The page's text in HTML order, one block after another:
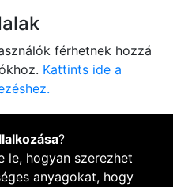
férhetnek hozzá
Kattints ide a
?
le, hogyan szerezhet
anyagokat, hogy